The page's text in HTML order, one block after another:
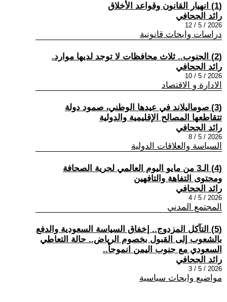
(1) انهيار القانون وقواعد الأخلاق
رائد الجحافي
2026 / 5 / 12
دراسات وابحاث قانونية
(2) الجنوب.. ثلاث محافظات لا توجد لديها موارد.
رائد الجحافي
2026 / 5 / 10
الادارة و الاقتصاد
(3) صوماليلاند في عيدها الوطني، صمود دولة
تتقاطعها المصالح الإقليمية والدولية
رائد الجحافي
2026 / 5 / 8
السياسة والعلاقات الدولية
(4) الـ3 من مايو اليوم العالمي لحرية الصحافة
ومحتوى التفاهة والتافهين
رائد الجحافي
2026 / 5 / 4
المجتمع المدني
(5) التآكل المزدوج.. إخفاق السياسة السعودية والدفع
بالشعوب إلى القبول بخصوم الرياض.. حالة التعاطي
السعودي مع جنوب اليمن انموجاً..
رائد الجحافي
2026 / 5 / 3
مواضيع وابحاث سياسية